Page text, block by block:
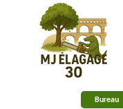
Bureau